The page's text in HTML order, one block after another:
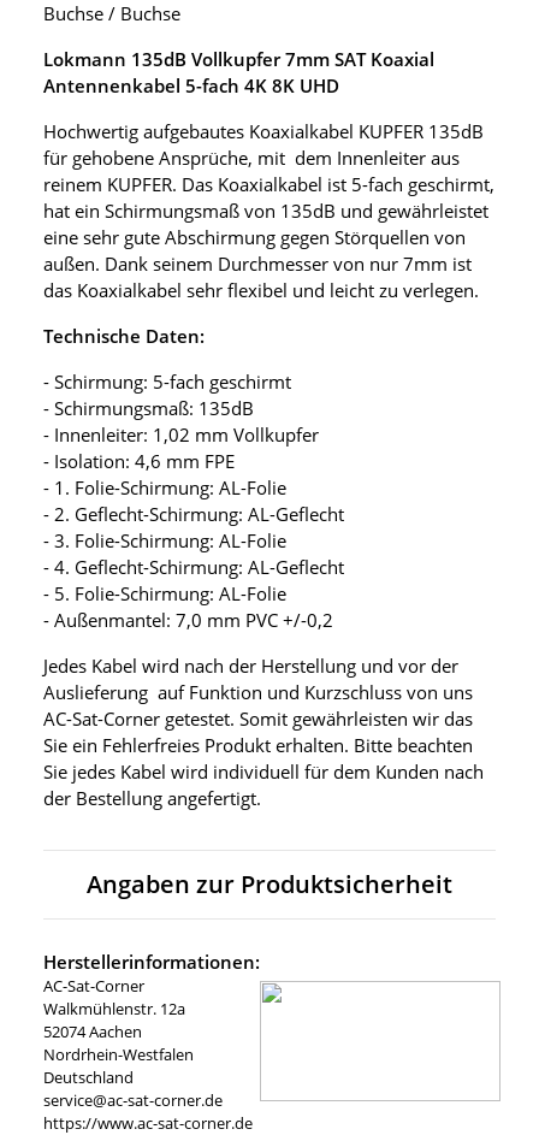
Buchse / Buchse
Lokmann 135dB Vollkupfer 7mm SAT Koaxial
Antennenkabel 5-fach 4K 8K UHD
Hochwertig aufgebautes Koaxialkabel KUPFER 135dB
für gehobene Ansprüche, mit dem Innenleiter aus
reinem KUPFER. Das Koaxialkabel ist 5-fach geschirmt,
hat ein Schirmungsmaß von 135dB und gewährleistet
eine sehr gute Abschirmung gegen Störquellen von
außen. Dank seinem Durchmesser von nur 7mm ist
das Koaxialkabel sehr flexibel und leicht zu verlegen.
Technische Daten:
- Schirmung: 5-fach geschirmt
- Schirmungsmaß: 135dB
- Innenleiter: 1,02 mm Vollkupfer
- Isolation: 4,6 mm FPE
- 1. Folie-Schirmung: AL-Folie
- 2. Geflecht-Schirmung: AL-Geflecht
- 3. Folie-Schirmung: AL-Folie
- 4. Geflecht-Schirmung: AL-Geflecht
- 5. Folie-Schirmung: AL-Folie
- Außenmantel: 7,0 mm PVC +/-0,2
Jedes Kabel wird nach der Herstellung und vor der
Auslieferung auf Funktion und Kurzschluss von uns
AC-Sat-Corner getestet. Somit gewährleisten wir das
Sie ein Fehlerfreies Produkt erhalten. Bitte beachten
Sie jedes Kabel wird individuell für dem Kunden nach
der Bestellung angefertigt.
Angaben zur Produktsicherheit
Herstellerinformationen:
AC-Sat-Corner
Walkmühlenstr. 12a
52074 Aachen
Nordrhein-Westfalen
Deutschland
service@ac-sat-corner.de
https://www.ac-sat-corner.de